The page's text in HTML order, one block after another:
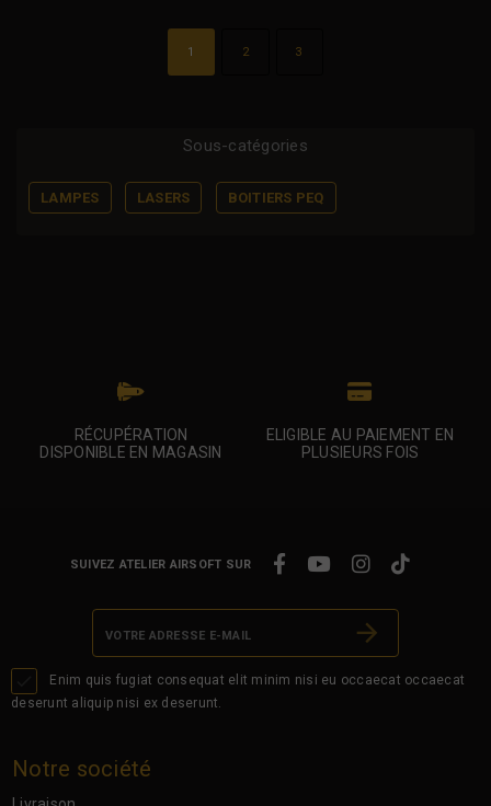
1 2 3
Sous-catégories
LAMPES LASERS BOITIERS PEQ
RÉCUPÉRATION
DISPONIBLE EN MAGASIN
ELIGIBLE AU PAIEMENT EN
PLUSIEURS FOIS
Enim quis fugiat consequat elit minim nisi eu occaecat occaecat
deserunt aliquip nisi ex deserunt.
SUIVEZ ATELIER AIRSOFT SUR
Notre société